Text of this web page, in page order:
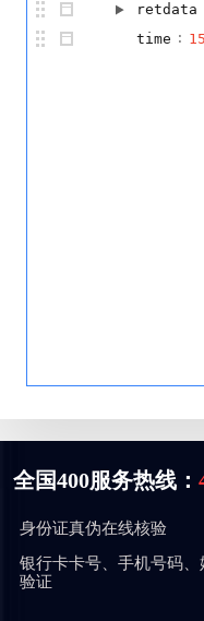
retdata
time :
全国400服务热线：
身份证真伪在线核验
银行卡卡号、手机号码、
验证